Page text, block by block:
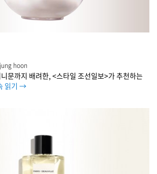
hoon
문까지 배려한, <스타일 조선일보>가 추천하는
읽기 →